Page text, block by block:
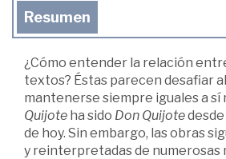
Resumen
¿Cómo entender la relación
textos? Éstas parecen desafiar
mantenerse siempre iguales a sí
Quijote ha sido Don Quijote
de hoy. Sin embargo, las obras
y reinterpretadas de numerosas